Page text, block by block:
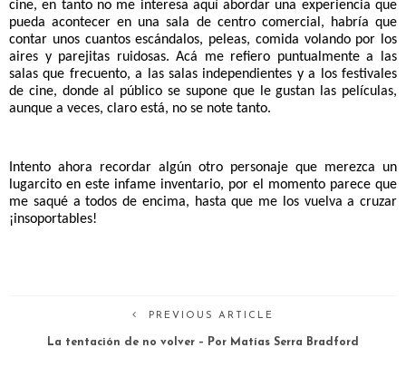
cine, en tanto no me interesa aquí abordar una experiencia que
pueda acontecer en una sala de centro comercial, habría que
contar unos cuantos escándalos, peleas, comida volando por los
aires y parejitas ruidosas. Acá me refiero puntualmente a las
salas que frecuento, a las salas independientes y a los festivales
de cine, donde al público se supone que le gustan las películas,
aunque a veces, claro está, no se note tanto.
Intento ahora recordar algún otro personaje que merezca un
lugarcito en este infame inventario, por el momento parece que
me saqué a todos de encima, hasta que me los vuelva a cruzar
¡insoportables!
PREVIOUS ARTICLE
La tentación de no volver – Por Matías Serra Bradford